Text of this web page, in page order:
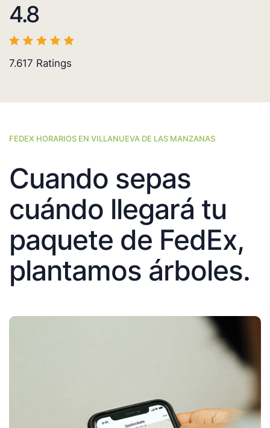
4.8
7.617 Ratings
FEDEX HORARIOS EN VILLANUEVA DE LAS MANZANAS
Cuando sepas
cuándo llegará tu
paquete de FedEx,
plantamos árboles.